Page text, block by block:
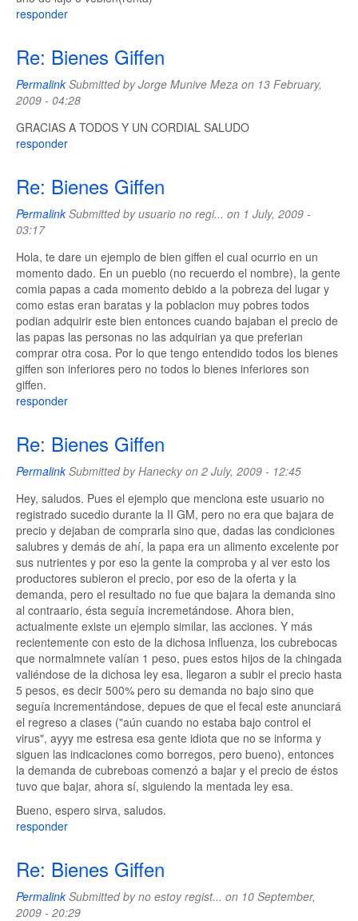
responder
Re: Bienes Giffen
PermalinkSubmitted byJorge Munive Meza on 13 February,
2009 - 04:28
GRACIAS A TODOS Y UN CORDIAL SALUDO
responder
Re: Bienes Giffen
PermalinkSubmitted byusuario no regi... on 1 July, 2009 -
03:17
Hola, te dare un ejemplo de bien giffen el cual ocurrio en un
momento dado. En un pueblo (no recuerdo el nombre), la gente
comia papas a cada momento debido a la pobreza del lugar y
como estas eran baratas y la poblacion muy pobres todos
podian adquirir este bien entonces cuando bajaban el precio de
las papas las personas no las adquirian ya que preferian
comprar otra cosa. Por lo que tengo entendido todos los bienes
giffen son inferiores pero no todos lo bienes inferiores son
giffen.
responder
Re: Bienes Giffen
PermalinkSubmitted byHaneckyon 2 July, 2009 - 12:45
Hey, saludos. Pues el ejemplo que menciona este usuario no
registrado sucedio durante la II GM, pero no era que bajara de
precio y dejaban de comprarla sino que, dadas las condiciones
salubres y demás de ahí, la papa era un alimento excelente por
sus nutrientes y por eso la gente la comproba y al ver esto los
productores subieron el precio, por eso de la oferta y la
demanda, pero el resultado no fue que bajara la demanda sino
al contraario, ésta seguía incremetándose. Ahora bien,
actualmente existe un ejemplo similar, las acciones. Y más
recientemente con esto de la dichosa influenza, los cubrebocas
que normalmnete valían 1 peso, pues estos hijos de la chingada
valiéndose de la dichosa ley esa, llegaron a subir el precio hasta
5 pesos, es decir 500% pero su demanda no bajo sino que
seguía incrementándose, depues de que el fecal este anunciará
el regreso a clases ("aún cuando no estaba bajo control el
virus", ayyy me estresa esa gente idiota que no se informa y
siguen las indicaciones como borregos, pero bueno), entonces
la demanda de cubreboas comenzó a bajar y el precio de éstos
tuvo que bajar, ahora sí, siguiendo la mentada ley esa.
Bueno, espero sirva, saludos.
responder
Re: Bienes Giffen
PermalinkSubmitted byno estoy regist... on 10 September,
2009 - 20:29